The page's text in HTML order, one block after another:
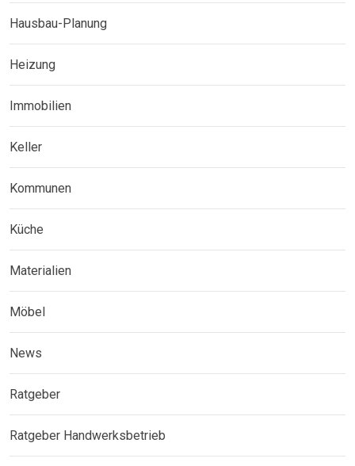
Hausbau-Planung
Heizung
Immobilien
Keller
Kommunen
Küche
Materialien
Möbel
News
Ratgeber
Ratgeber Handwerksbetrieb